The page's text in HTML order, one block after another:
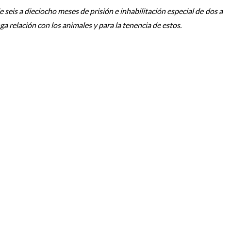
a dieciocho meses de prisión e inhabilitación especial de dos a
relación con los animales y para la tenencia de estos.